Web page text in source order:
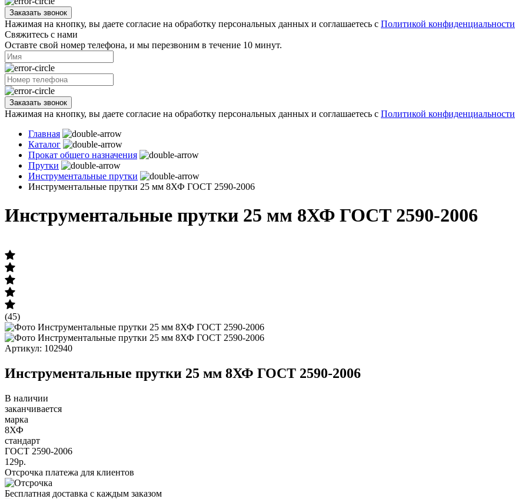
Заказать звонок
Нажимая на кнопку, вы даете согласие на обработку персональных данных и соглашаетесь с Политикой конфиденциальности
Свяжитесь с нами
Оставте свой номер телефона, и мы перезвоним в течение 10 минут.
Заказать звонок
Нажимая на кнопку, вы даете согласие на обработку персональных данных и соглашаетесь с Политикой конфиденциальности
Главная
Каталог
Прокат общего назначения
Прутки
Инструментальные прутки
Инструментальные прутки 25 мм 8ХФ ГОСТ 2590-2006
Инструментальные прутки 25 мм 8ХФ ГОСТ 2590-2006
(45)
Артикул: 102940
Инструментальные прутки 25 мм 8ХФ ГОСТ 2590-2006
В наличии
заканчивается
марка
8ХФ
стандарт
ГОСТ 2590-2006
129р.
Отсрочка платежа для клиентов
Бесплатная доставка с каждым заказом